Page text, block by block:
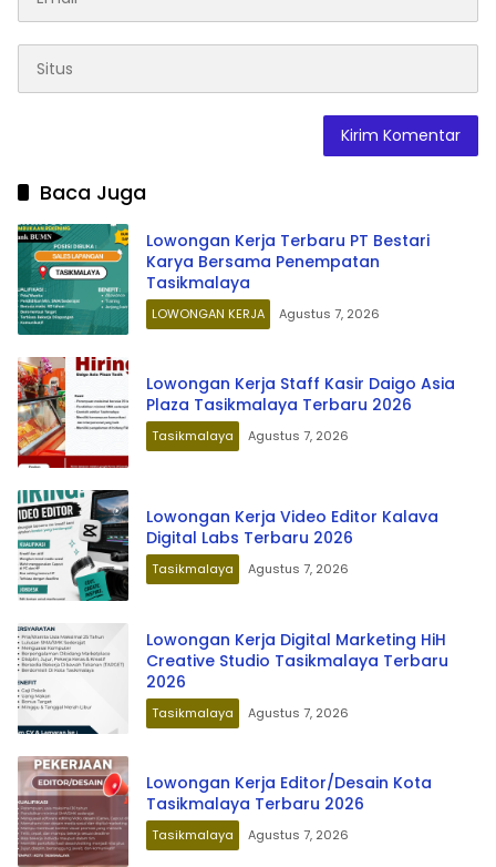
Baca Juga
Lowongan Kerja Terbaru PT Bestari
Karya Bersama Penempatan
Tasikmalaya
LOWONGAN KERJA Agustus 7, 2026
Lowongan Kerja Staff Kasir Daigo Asia
Plaza Tasikmalaya Terbaru 2026
Tasikmalaya Agustus 7, 2026
Lowongan Kerja Video Editor Kalava
Digital Labs Terbaru 2026
Tasikmalaya Agustus 7, 2026
Lowongan Kerja Digital Marketing HiH
Creative Studio Tasikmalaya Terbaru
2026
Tasikmalaya Agustus 7, 2026
Lowongan Kerja Editor/Desain Kota
Tasikmalaya Terbaru 2026
Tasikmalaya Agustus 7, 2026